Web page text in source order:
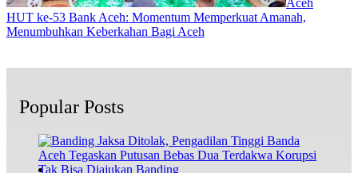
HUT ke-53 Bank Aceh: Momentum Memperkuat Amanah,
Menumbuhkan Keberkahan Bagi Aceh
Popular Posts